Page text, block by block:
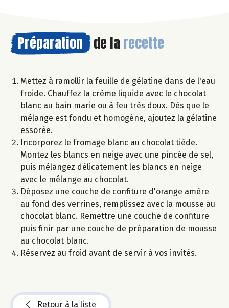
Préparation de la recette
Mettez à ramollir la feuille de gélatine dans de l'eau
froide. Chauffez la crème liquide avec le chocolat
blanc au bain marie ou à feu très doux. Dès que le
mélange est fondu et homogène, ajoutez la gélatine
essorée.
Incorporez le fromage blanc au chocolat tiède.
Montez les blancs en neige avec une pincée de sel,
puis mélangez délicatement les blancs en neige
avec le mélange au chocolat.
Déposez une couche de confiture d'orange amère
au fond des verrines, remplissez avec la mousse au
chocolat blanc. Remettre une couche de confiture
puis finir par une couche de préparation de mousse
au chocolat blanc.
Réservez au froid avant de servir à vos invités.
Retour à la liste